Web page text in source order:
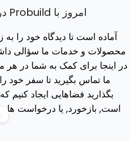
امروز با Probuild در تماس باشید
آماده است تا دیدگاه خود را به
محصولات و خدمات ما سؤالی
در اینجا برای کمک به شما در هر
بگذارید فضاهایی ایجاد کنیم
است, بازخورد, یا درخواست